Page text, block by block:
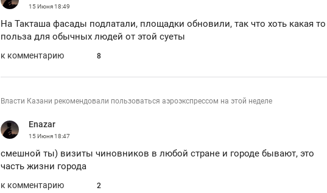
15 Июня18:49
На Такташа фасады подлатали, площадки обновили, так что хоть какая то
польза для обычных людей от этой суеты
к комментарию 8
Власти Казани рекомендовали пользоваться аэроэкспрессом на этой неделе
Enazar
15 Июня18:47
смешной ты) визиты чиновников в любой стране и городе бывают, это
часть жизни города
к комментарию 2